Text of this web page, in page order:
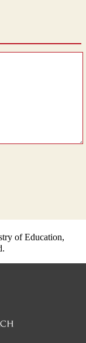
of Education,